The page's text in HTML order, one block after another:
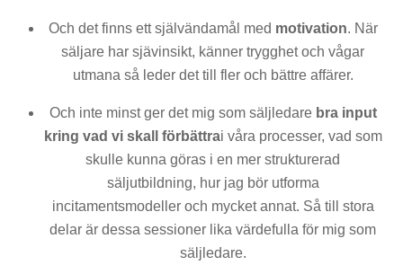
Och det finns ett självändamål med motivation. När
säljare har sjävinsikt, känner trygghet och vågar
utmana så leder det till fler och bättre affärer.
Och inte minst ger det mig som säljledare bra input
kring vad vi skall förbättrai våra processer, vad som
skulle kunna göras i en mer strukturerad
säljutbildning, hur jag bör utforma
incitamentsmodeller och mycket annat. Så till stora
delar är dessa sessioner lika värdefulla för mig som
säljledare.